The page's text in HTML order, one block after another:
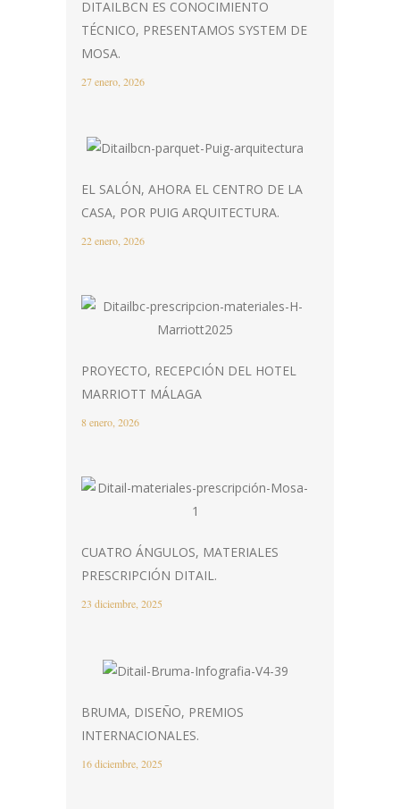
DITAILBCN ES CONOCIMIENTO
TÉCNICO, PRESENTAMOS SYSTEM DE
MOSA.
27 enero, 2026
EL SALÓN, AHORA EL CENTRO DE LA
CASA, POR PUIG ARQUITECTURA.
22 enero, 2026
PROYECTO, RECEPCIÓN DEL HOTEL
MARRIOTT MÁLAGA
8 enero, 2026
CUATRO ÁNGULOS, MATERIALES
PRESCRIPCIÓN DITAIL.
23 diciembre, 2025
BRUMA, DISEÑO, PREMIOS
INTERNACIONALES.
16 diciembre, 2025